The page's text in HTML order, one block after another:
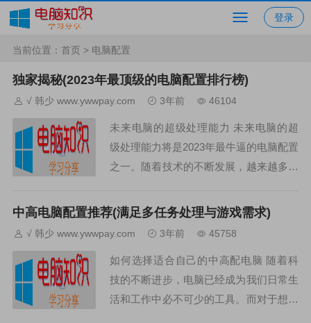
登录
当前位置： 首页 > 电脑配置
独家揭秘(2023年最顶级的电脑配置排行榜)
√ 韩少 www.ywwpay.com 3年前 46104
未来电脑的超级处理能力 未来电脑的超
级处理能力将是2023年最牛逼的电脑配置
之一。随着技术的不断发展，越来越多先
电脑系统中，这意味着未来电脑可以在非
中高电脑配置推荐(满足多任务处理与游戏需求)
√ 韩少 www.ywwpay.com 3年前 45758
如何选择适合自己的中高配电脑 随着科
技的不断进步，电脑已经成为我们日常生
活和工作中必不可少的工具。而对于想要